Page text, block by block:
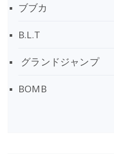
ブブカ
B.L.T
グランドジャンプ
BOMB